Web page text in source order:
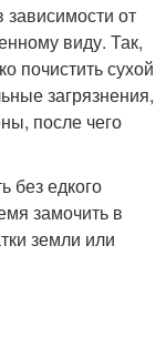
зависимости от
виду. Так,
почистить сухой
загрязнения,
после чего
без едкого
замочить в
земли или